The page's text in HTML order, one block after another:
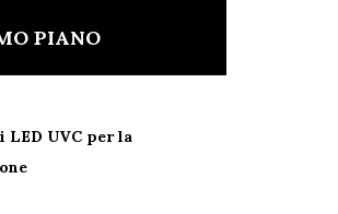
PIANO
LED UVC per la